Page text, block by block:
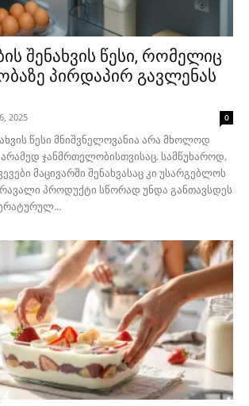
შენახვის წესი, რომელიც
პირდაპირ გავლენას
2025 0
წესი მნიშვნელოვანია არა მხოლოდ
ჯანმრთელობისთვისაც. სამწუხაროდ,
მაცივარში შენახვასაც კი უსარგებლოს
პროდუქტი სწორად უნდა განთავსდეს